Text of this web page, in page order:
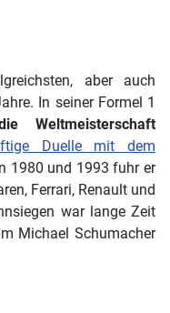
aber auch
In seiner Formel 1
Weltmeisterschaft
Duelle mit dem
1980 und 1993 fuhr er
Ferrari, Renault und
war lange Zeit
Michael Schumacher